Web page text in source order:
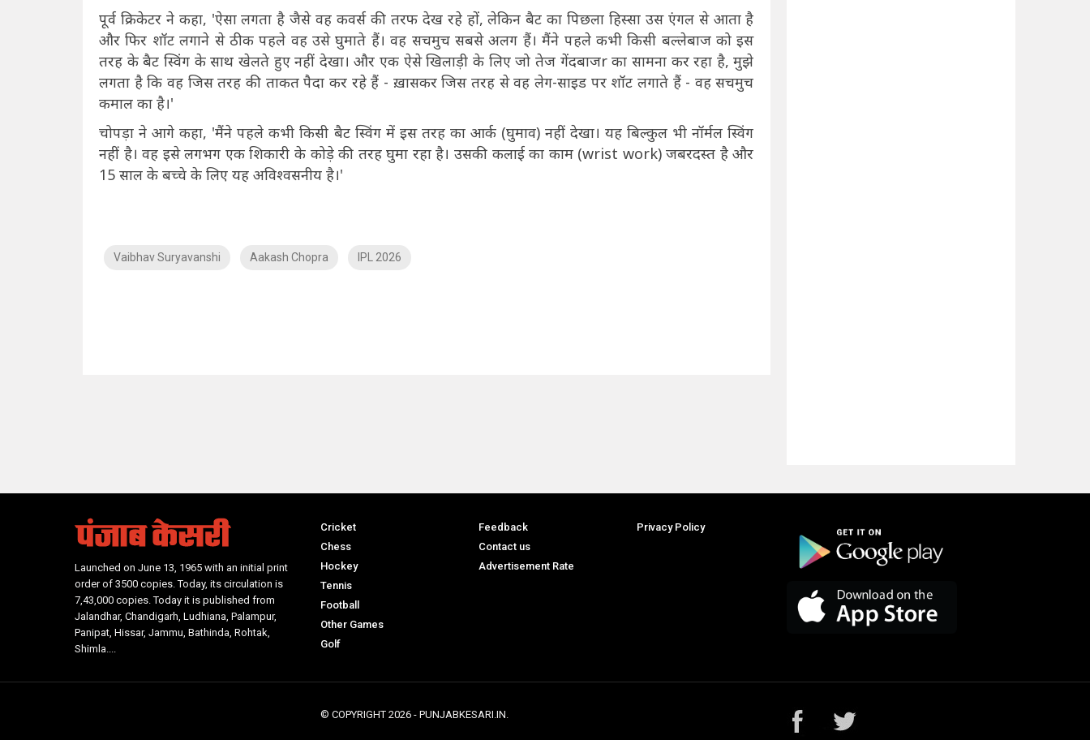
पूर्व क्रिकेटर ने कहा, 'ऐसा लगता है जैसे वह कवर्स की तरफ देख रहे हों, लेकिन बैट का पिछला हिस्सा उस एंगल से आता है
और फिर शॉट लगाने से ठीक पहले वह उसे घुमाते हैं। वह सचमुच सबसे अलग हैं। मैंने पहले कभी किसी बल्लेबाज को इस
तरह के बैट स्विंग के साथ खेलते हुए नहीं देखा। और एक ऐसे खिलाड़ी के लिए जो तेज गेंदबाजr का सामना कर रहा है, मुझे
लगता है कि वह जिस तरह की ताकत पैदा कर रहे हैं - ख़ासकर जिस तरह से वह लेग-साइड पर शॉट लगाते हैं - वह सचमुच
कमाल का है।'
चोपड़ा ने आगे कहा, 'मैंने पहले कभी किसी बैट स्विंग में इस तरह का आर्क (घुमाव) नहीं देखा। यह बिल्कुल भी नॉर्मल स्विंग
नहीं है। वह इसे लगभग एक शिकारी के कोड़े की तरह घुमा रहा है। उसकी कलाई का काम (wrist work) जबरदस्त है और
15 साल के बच्चे के लिए यह अविश्वसनीय है।'
Vaibhav Suryavanshi Aakash Chopra IPL 2026
Launched on June 13, 1965 with an initial print
order of 3500 copies. Today, its circulation is
7,43,000 copies. Today it is published from
Jalandhar, Chandigarh, Ludhiana, Palampur,
Panipat, Hissar, Jammu, Bathinda, Rohtak,
Shimla....
Cricket
Chess
Hockey
Tennis
Football
Other Games
Golf
Feedback
Contact us
Advertisement Rate
Privacy Policy
© COPYRIGHT 2026- PUNJABKESARI.IN.